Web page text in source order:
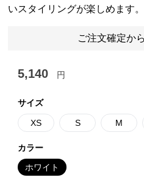
いスタイリングが楽しめます。
ご注文確定か
5,140 円
サイズ
XS S M
カラー
ホワイト